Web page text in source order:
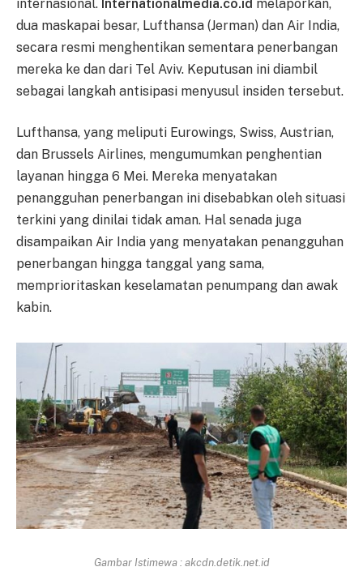
internasional. Internationalmedia.co.id melaporkan,
dua maskapai besar, Lufthansa (Jerman) dan Air India,
secara resmi menghentikan sementara penerbangan
mereka ke dan dari Tel Aviv. Keputusan ini diambil
sebagai langkah antisipasi menyusul insiden tersebut.
Lufthansa, yang meliputi Eurowings, Swiss, Austrian,
dan Brussels Airlines, mengumumkan penghentian
layanan hingga 6 Mei. Mereka menyatakan
penangguhan penerbangan ini disebabkan oleh situasi
terkini yang dinilai tidak aman. Hal senada juga
disampaikan Air India yang menyatakan penangguhan
penerbangan hingga tanggal yang sama,
memprioritaskan keselamatan penumpang dan awak
kabin.
Gambar Istimewa : akcdn.detik.net.id